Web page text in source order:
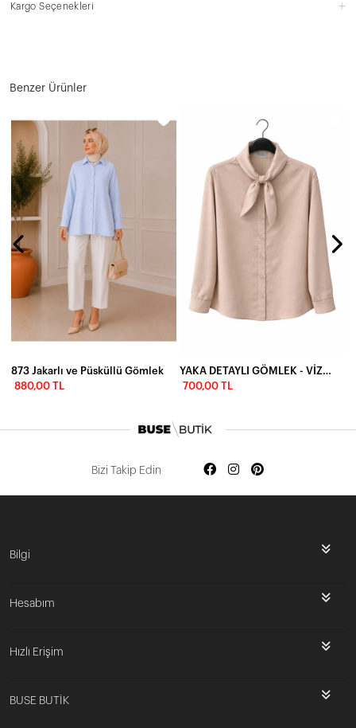
Kargo Seçenekleri
Benzer Ürünler
873 Jakarlı ve Püsküllü Gömlek
880,00 TL
700,00 TL
Bizi Takip Edin
Bilgi
Hesabım
Hızlı Erişim
BUSE BUTİK